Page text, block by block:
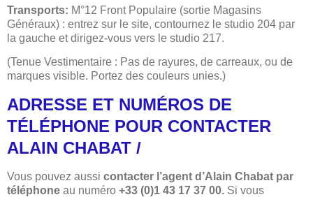
Transports: M°12 Front Populaire (sortie Magasins
Généraux) : entrez sur le site, contournez le studio 204 par
la gauche et dirigez-vous vers le studio 217.
(Tenue Vestimentaire : Pas de rayures, de carreaux, ou de
marques visible. Portez des couleurs unies.)
ADRESSE ET NUMÉROS DE
TÉLÉPHONE POUR CONTACTER
ALAIN CHABAT /
Vous pouvez aussi contacter l’agent d’Alain Chabat par
téléphone au numéro +33 (0)1 43 17 37 00. Si vous